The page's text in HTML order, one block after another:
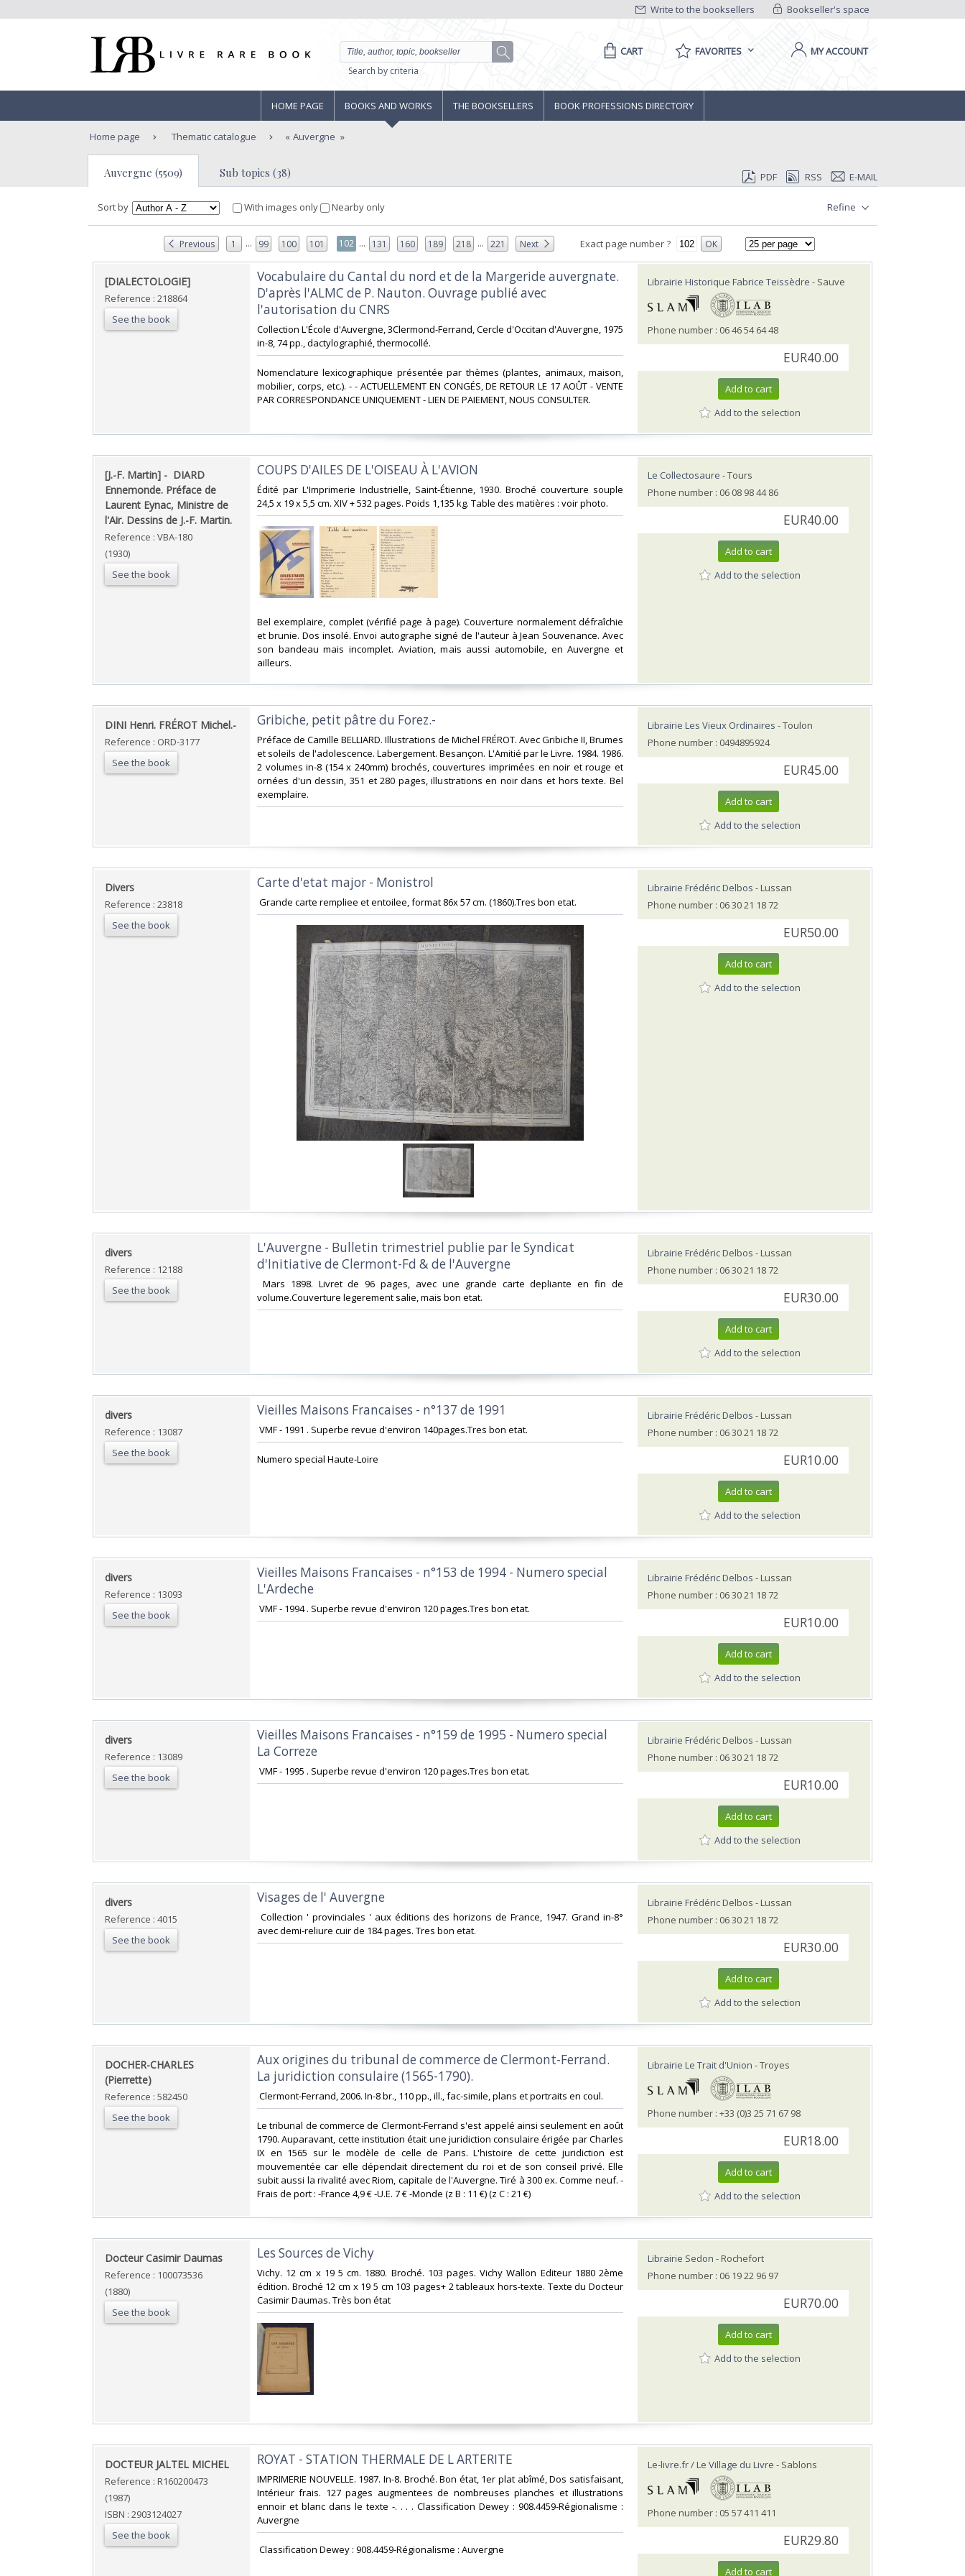
Bookseller's space
Write to the booksellers
Search by criteria
CART FAVORITES MY ACCOUNT
HOME PAGE BOOKS AND WORKS THE BOOKSELLERS BOOK PROFESSIONS DIRECTORY
Home page Thematic catalogue Auvergne
Auvergne (5509) Sub topics (38) PDF RSS E-MAIL
Sort by With images only Nearby only Refine
Previous 1 ... 99 100 101 102 ... 131 160 189 218 ... 221 Next Exact page number ? OK
‎[DIALECTOLOGIE] ‎
Reference : 218864
See the book
‎Vocabulaire du Cantal du nord et de la Margeride auvergnate.
D'après l'ALMC de P. Nauton. Ouvrage publié avec
l'autorisation du CNRS‎
‎Collection L'École d'Auvergne, 3Clermond-Ferrand, Cercle d'Occitan d'Auvergne, 1975
in-8, 74 pp., dactylographié, thermocollé. ‎
‎Nomenclature lexicographique présentée par thèmes (plantes, animaux, maison,
mobilier, corps, etc.). - - ACTUELLEMENT EN CONGÉS, DE RETOUR LE 17 AOÛT - VENTE
PAR CORRESPONDANCE UNIQUEMENT - LIEN DE PAIEMENT, NOUS CONSULTER.‎
Librairie Historique Fabrice Teissèdre - Sauve
Phone number : 06 46 54 64 48
EUR40.00
Add to cart
Add to the selection
‎[J.-F. Martin] - ‎ ‎DIARD
Ennemonde. Préface de
Laurent Eynac, Ministre de
l'Air. Dessins de J.-F. Martin.‎
Reference : VBA-180
(1930)
See the book
‎COUPS D'AILES DE L'OISEAU À L'AVION‎
‎Édité par L'Imprimerie Industrielle, Saint-Étienne, 1930. Broché couverture souple
24,5 x 19 x 5,5 cm. XIV + 532 pages. Poids 1,135 kg. Table des matières : voir photo.‎
‎Bel exemplaire, complet (vérifié page à page). Couverture normalement défraîchie
et brunie. Dos insolé. Envoi autographe signé de l'auteur à Jean Souvenance. Avec
son bandeau mais incomplet. Aviation, mais aussi automobile, en Auvergne et
ailleurs.‎
Le Collectosaure - Tours
Phone number : 06 08 98 44 86
EUR40.00
Add to cart
Add to the selection
‎DINI Henri. FRÉROT Michel.-‎
Reference : ORD-3177
See the book
‎Gribiche, petit pâtre du Forez.-‎
‎Préface de Camille BELLIARD. Illustrations de Michel FRÉROT. Avec Gribiche II, Brumes
et soleils de l'adolescence. Labergement. Besançon. L'Amitié par le Livre. 1984. 1986.
2 volumes in-8 (154 x 240mm) brochés, couvertures imprimées en noir et rouge et
ornées d'un dessin, 351 et 280 pages, illustrations en noir dans et hors texte. Bel
exemplaire.‎
Librairie Les Vieux Ordinaires - Toulon
Phone number : 0494895924
EUR45.00
Add to cart
Add to the selection
‎Divers‎
Reference : 23818
See the book
‎Carte d'etat major - Monistrol‎
‎ Grande carte rempliee et entoilee, format 86x 57 cm. (1860).Tres bon etat.‎
Librairie Frédéric Delbos - Lussan
Phone number : 06 30 21 18 72
EUR50.00
Add to cart
Add to the selection
‎divers‎
Reference : 12188
See the book
‎L'Auvergne - Bulletin trimestriel publie par le Syndicat
d'Initiative de Clermont-Fd & de l'Auvergne‎
‎ Mars 1898. Livret de 96 pages, avec une grande carte depliante en fin de
volume.Couverture legerement salie, mais bon etat.‎
Librairie Frédéric Delbos - Lussan
Phone number : 06 30 21 18 72
EUR30.00
Add to cart
Add to the selection
‎divers‎
Reference : 13087
See the book
‎Vieilles Maisons Francaises - n°137 de 1991‎
‎ VMF - 1991 . Superbe revue d'environ 140pages.Tres bon etat.‎
‎Numero special Haute-Loire ‎
Librairie Frédéric Delbos - Lussan
Phone number : 06 30 21 18 72
EUR10.00
Add to cart
Add to the selection
‎divers‎
Reference : 13093
See the book
‎Vieilles Maisons Francaises - n°153 de 1994 - Numero special
L'Ardeche‎
‎ VMF - 1994 . Superbe revue d'environ 120 pages.Tres bon etat.‎
Librairie Frédéric Delbos - Lussan
Phone number : 06 30 21 18 72
EUR10.00
Add to cart
Add to the selection
‎divers‎
Reference : 13089
See the book
‎Vieilles Maisons Francaises - n°159 de 1995 - Numero special
La Correze‎
‎ VMF - 1995 . Superbe revue d'environ 120 pages.Tres bon etat.‎
Librairie Frédéric Delbos - Lussan
Phone number : 06 30 21 18 72
EUR10.00
Add to cart
Add to the selection
‎divers‎
Reference : 4015
See the book
‎Visages de l' Auvergne‎
‎ Collection ' provinciales ' aux éditions des horizons de France, 1947. Grand in-8°
avec demi-reliure cuir de 184 pages. Tres bon etat.‎
Librairie Frédéric Delbos - Lussan
Phone number : 06 30 21 18 72
EUR30.00
Add to cart
Add to the selection
‎DOCHER-CHARLES
(Pierrette)‎
Reference : 582450
See the book
‎Aux origines du tribunal de commerce de Clermont-Ferrand.
La juridiction consulaire (1565-1790).‎
‎ Clermont-Ferrand, 2006. In-8 br., 110 pp., ill., fac-simile, plans et portraits en coul. ‎
‎Le tribunal de commerce de Clermont-Ferrand s'est appelé ainsi seulement en août
1790. Auparavant, cette institution était une juridiction consulaire érigée par Charles
IX en 1565 sur le modèle de celle de Paris. L'histoire de cette juridiction est
mouvementée car elle dépendait directement du roi et de son conseil privé. Elle
subit aussi la rivalité avec Riom, capitale de l'Auvergne. Tiré à 300 ex. Comme neuf. -
Frais de port : -France 4,9 € -U.E. 7 € -Monde (z B : 11 €) (z C : 21 €) ‎
Librairie Le Trait d'Union - Troyes
Phone number : +33 (0)3 25 71 67 98
EUR18.00
Add to cart
Add to the selection
‎Docteur Casimir Daumas‎
Reference : 100073536
(1880)
See the book
‎Les Sources de Vichy‎
‎Vichy. 12 cm x 19 5 cm. 1880. Broché. 103 pages. Vichy Wallon Editeur 1880 2ème
édition. Broché 12 cm x 19 5 cm 103 pages+ 2 tableaux hors-texte. Texte du Docteur
Casimir Daumas. Très bon état‎
Librairie Sedon - Rochefort
Phone number : 06 19 22 96 97
EUR70.00
Add to cart
Add to the selection
‎DOCTEUR JALTEL MICHEL‎
Reference : R160200473
(1987)
ISBN : 2903124027
See the book
‎ROYAT - STATION THERMALE DE L ARTERITE‎
‎IMPRIMERIE NOUVELLE. 1987. In-8. Broché. Bon état, 1er plat abîmé, Dos satisfaisant,
Intérieur frais. 127 pages augmentees de nombreuses planches et illustrations
ennoir et blanc dans le texte -. . . . Classification Dewey : 908.4459-Régionalisme :
Auvergne‎
‎ Classification Dewey : 908.4459-Régionalisme : Auvergne‎
Le-livre.fr / Le Village du Livre - Sablons
Phone number : 05 57 411 411
EUR29.80
Add to cart